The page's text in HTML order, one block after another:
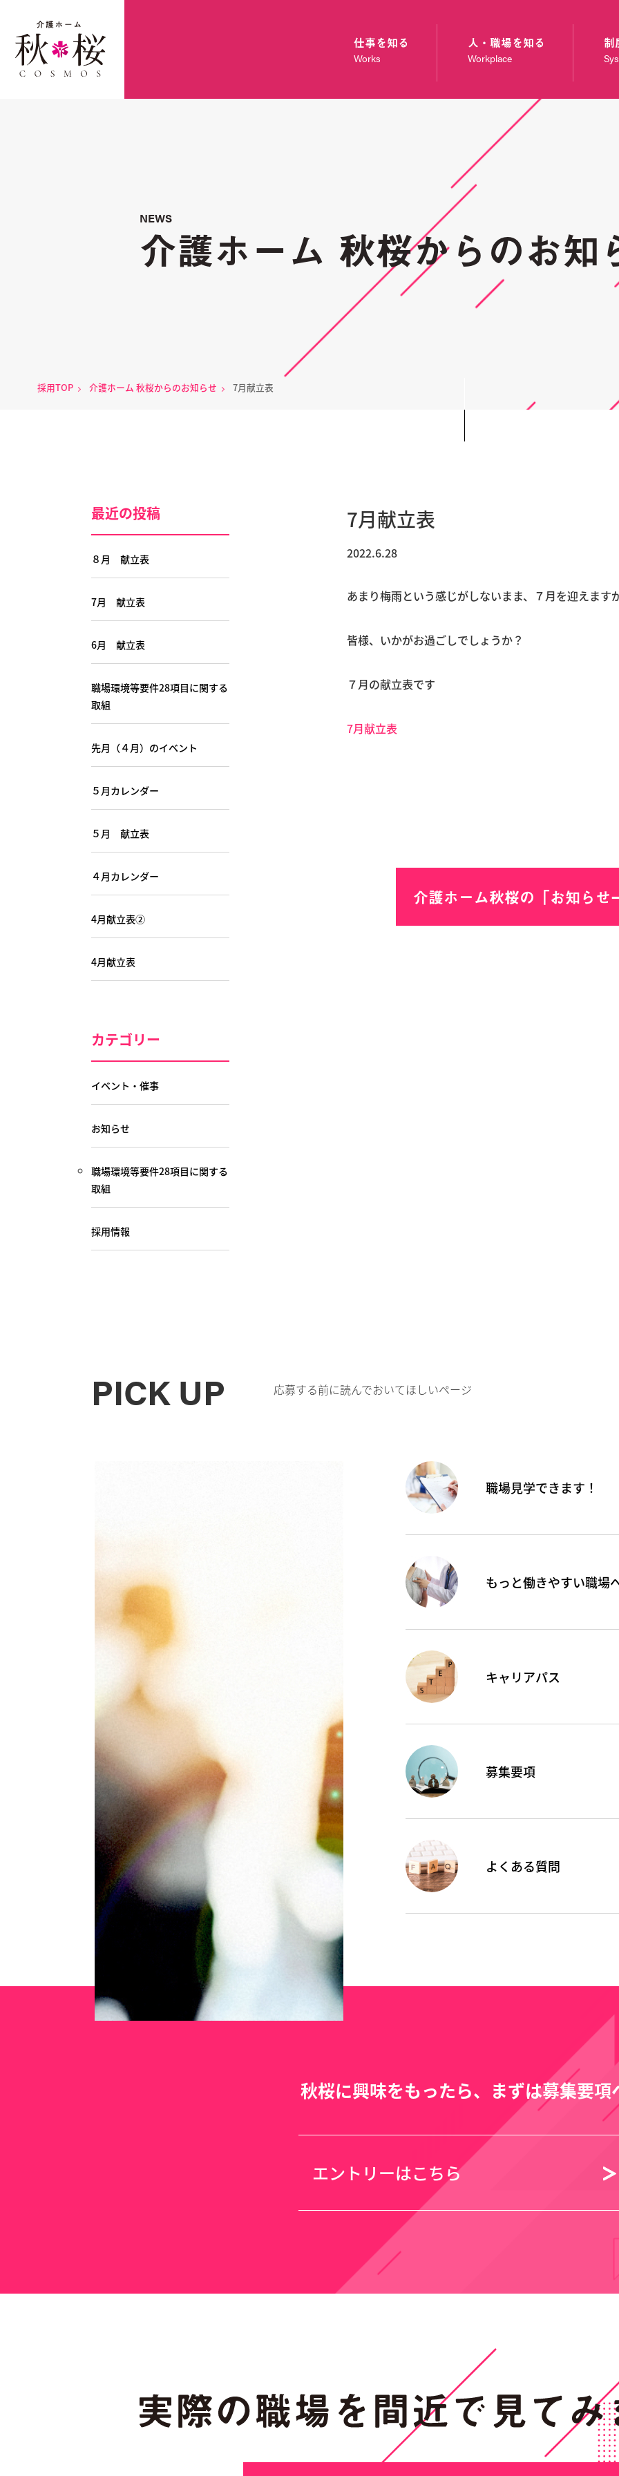
仕事を知る
Works
人・職場を知る
Workplace
制
NEWS
介護ホーム 秋桜からのお知
採用TOP 介護ホーム 秋桜からのお知らせ 7月献立表
7月献立表
2022.6.28
あまり梅雨という感じがしないまま、７月を迎えます
皆様、いかがお過ごしでしょうか？
７月の献立表です
7月献立表
介護ホーム秋桜の「お知らせ
最近の投稿
８月 献立表
7月 献立表
6月 献立表
職場環境等要件28項目に関する
取組
先月（４月）のイベント
５月カレンダー
５月 献立表
４月カレンダー
4月献立表②
4月献立表
カテゴリー
イベント・催事
お知らせ
職場環境等要件28項目に関する
取組
採用情報
PICK UP 応募する前に読んでおいてほしいページ
職場見学できます！
もっと働きやすい職場
キャリアパス
募集要項
よくある質問
秋桜に興味をもったら、まずは募集要項
エントリーはこちら